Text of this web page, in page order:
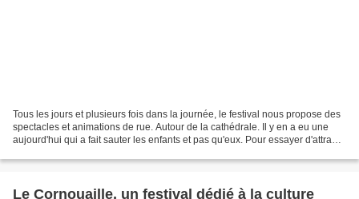
Tous les jours et plusieurs fois dans la journée, le festival nous propose des
spectacles et animations de rue. Autour de la cathédrale. Il y en a eu une
aujourd'hui qui a fait sauter les enfants et pas qu'eux. Pour essayer d'attraper
Le Cornouaille, un festival dédié à la culture